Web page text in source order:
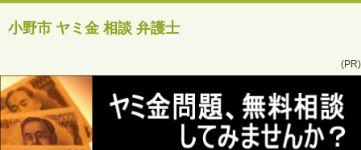
小野市 ヤミ金 相談 弁護士
(PR)